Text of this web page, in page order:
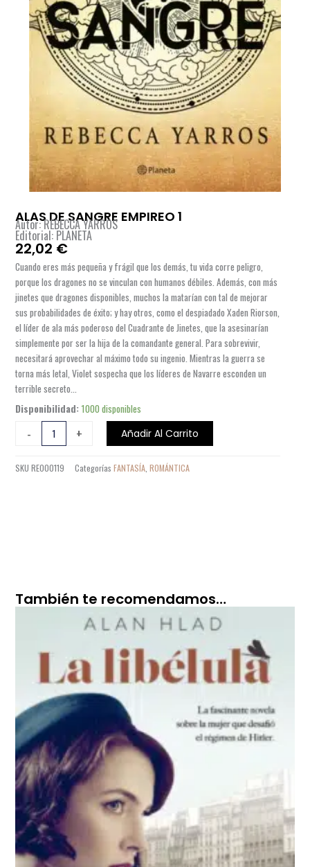
ALAS DE SANGRE EMPIREO 1
Autor: REBECCA YARROS
Editorial: PLANETA
22,02 €
Cuando eres más pequeña y frágil que los demás, tu vida corre peligro,
porque los dragones no se vinculan con humanos débiles. Además, con más
jinetes que dragones disponibles, muchos la matarían con tal de mejorar
sus probabilidades de éxito; y hay otros, como el despiadado Xaden Riorson,
el líder de ala más poderoso del Cuadrante de Jinetes, que la asesinarían
simplemente por ser la hija de la comandante general. Para sobrevivir,
necesitará aprovechar al máximo todo su ingenio. Mientras la guerra se
torna más letal, Violet sospecha que los líderes de Navarre esconden un
terrible secreto…
Disponibilidad:1000 disponibles
-
ALAS
SANGRE
1
+ Añadir Al Carrito
SKURE000119 Categorías FANTASÍA,ROMÁNTICA
También te recomendamos…